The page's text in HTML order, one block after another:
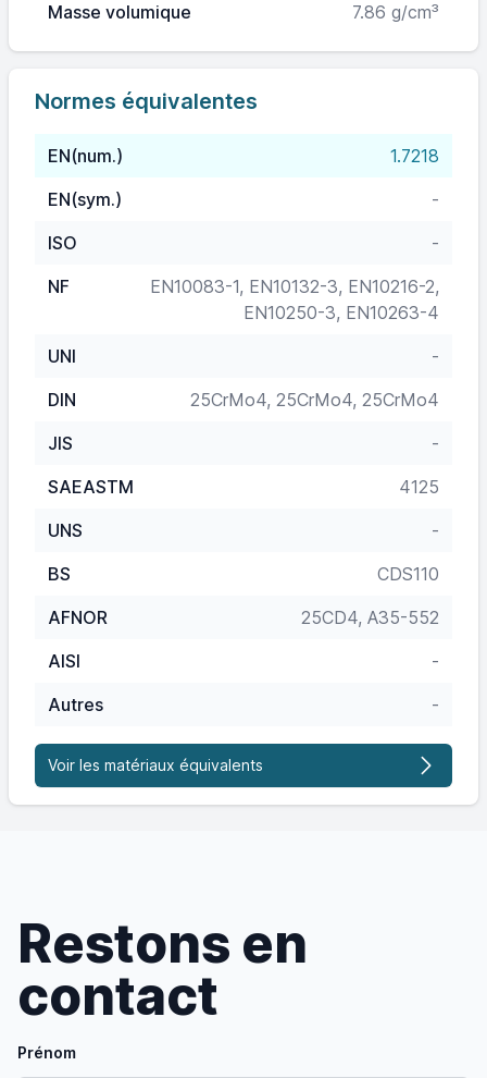
Masse volumique
7.86 g/cm³
Normes équivalentes
EN(num.)
1.7218
EN(sym.)
-
ISO
-
NF
EN10083-1, EN10132-3, EN10216-2,
EN10250-3, EN10263-4
UNI
-
DIN
25CrMo4, 25CrMo4, 25CrMo4
JIS
-
SAEASTM
4125
UNS
-
BS
CDS110
AFNOR
25CD4, A35-552
AISI
-
Autres
-
Voir les matériaux équivalents
Restons en
contact
Prénom